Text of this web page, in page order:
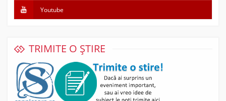
Youtube
TRIMITE O ȘTIRE